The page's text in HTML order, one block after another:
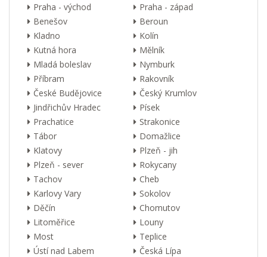
Praha - východ
Praha - západ
Benešov
Beroun
Kladno
Kolín
Kutná hora
Mělník
Mladá boleslav
Nymburk
Příbram
Rakovník
České Budějovice
Český Krumlov
Jindřichův Hradec
Písek
Prachatice
Strakonice
Tábor
Domažlice
Klatovy
Plzeň - jih
Plzeň - sever
Rokycany
Tachov
Cheb
Karlovy Vary
Sokolov
Děčín
Chomutov
Litoměřice
Louny
Most
Teplice
Ústí nad Labem
Česká Lípa